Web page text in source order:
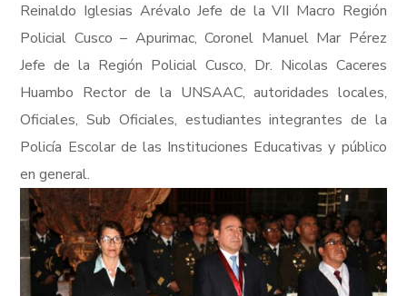
Reinaldo Iglesias Arévalo Jefe de la VII Macro Región
Policial Cusco – Apurimac, Coronel Manuel Mar Pérez
Jefe de la Región Policial Cusco, Dr. Nicolas Caceres
Huambo Rector de la UNSAAC, autoridades locales,
Oficiales, Sub Oficiales, estudiantes integrantes de la
Policía Escolar de las Instituciones Educativas y público
en general.